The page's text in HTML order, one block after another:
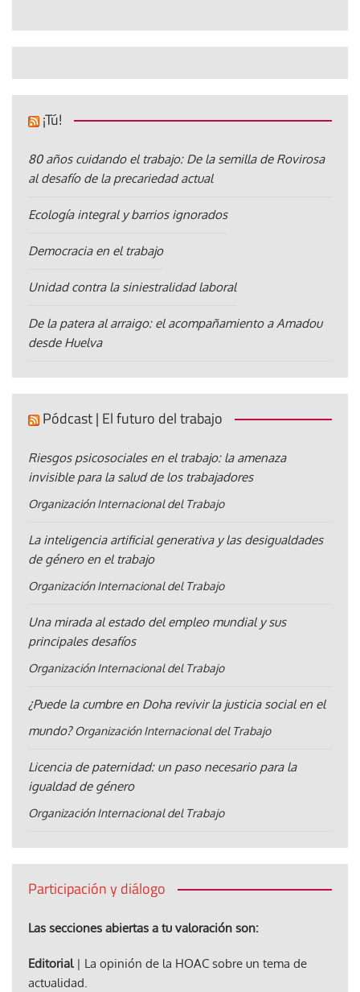
¡Tú!
80 años cuidando el trabajo: De la semilla de Rovirosa
al desafío de la precariedad actual
Ecología integral y barrios ignorados
Democracia en el trabajo
Unidad contra la siniestralidad laboral
De la patera al arraigo: el acompañamiento a Amadou
desde Huelva
Pódcast | El futuro del trabajo
Riesgos psicosociales en el trabajo: la amenaza
invisible para la salud de los trabajadores
Organización Internacional del Trabajo
La inteligencia artificial generativa y las desigualdades
de género en el trabajo
Organización Internacional del Trabajo
Una mirada al estado del empleo mundial y sus
principales desafíos
Organización Internacional del Trabajo
¿Puede la cumbre en Doha revivir la justicia social en el
mundo? Organización Internacional del Trabajo
Licencia de paternidad: un paso necesario para la
igualdad de género
Organización Internacional del Trabajo
Participación y diálogo
Las secciones abiertas a tu valoración son:
Editorial| La opinión de la HOAC sobre un tema de
actualidad.